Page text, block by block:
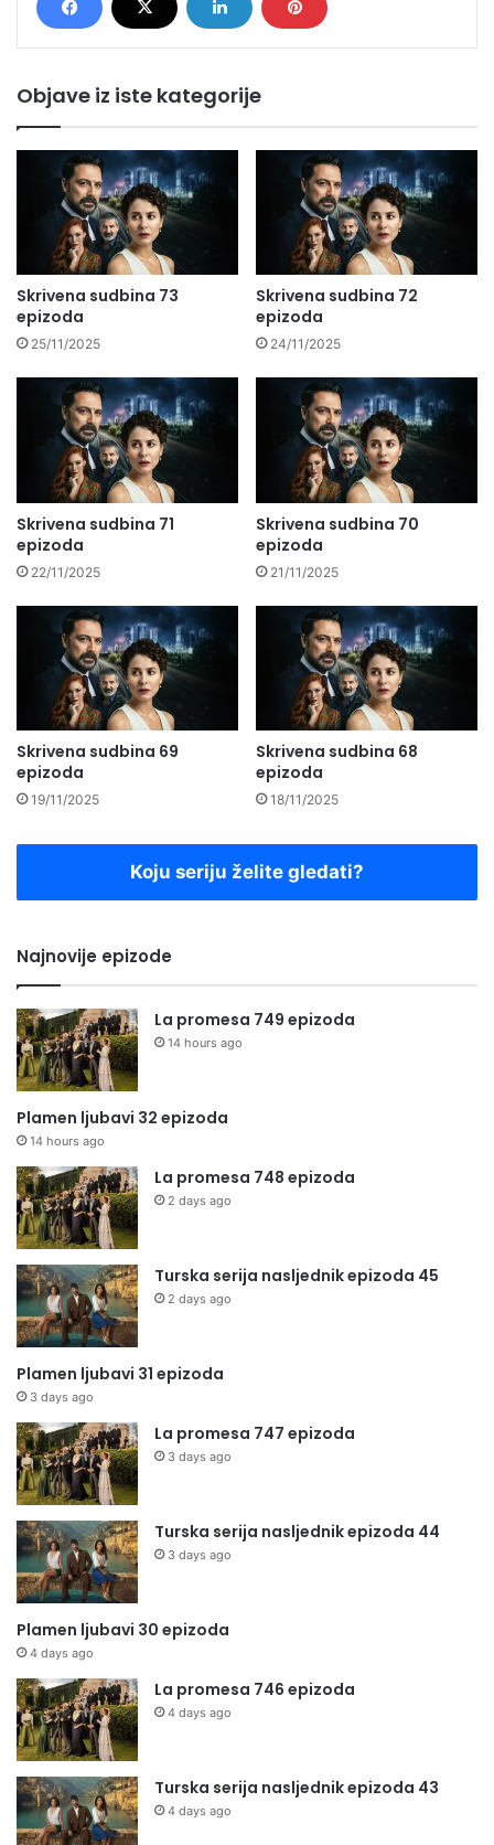
Objave iz iste kategorije
Skrivena sudbina 73
epizoda
25/11/2025
Skrivena sudbina 72
epizoda
24/11/2025
Skrivena sudbina 71
epizoda
22/11/2025
Skrivena sudbina 70
epizoda
21/11/2025
Skrivena sudbina 69
epizoda
19/11/2025
Skrivena sudbina 68
epizoda
18/11/2025
Koju seriju želite gledati?
Najnovije epizode
La promesa 749 epizoda
14 hours ago
Plamen ljubavi 32 epizoda
14 hours ago
La promesa 748 epizoda
2 days ago
Turska serija nasljednik epizoda 45
2 days ago
Plamen ljubavi 31 epizoda
3 days ago
La promesa 747 epizoda
3 days ago
Turska serija nasljednik epizoda 44
3 days ago
Plamen ljubavi 30 epizoda
4 days ago
La promesa 746 epizoda
4 days ago
Turska serija nasljednik epizoda 43
4 days ago